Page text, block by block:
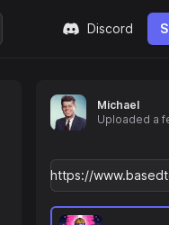
Discord
Michael
Uploaded a